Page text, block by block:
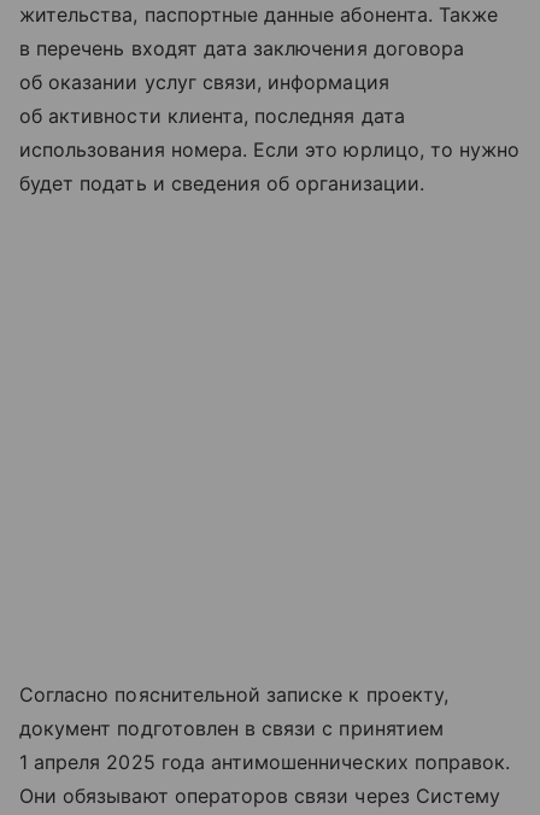
жительства, паспортные данные абонента. Также
в перечень входят дата заключения договора
об оказании услуг связи, информация
об активности клиента, последняя дата
использования номера. Если это юрлицо, то нужно
будет подать и сведения об организации.
Согласно пояснительной записке к проекту,
документ подготовлен в связи с принятием
1 апреля 2025 года антимошеннических поправок.
Они обязывают операторов связи через Систему